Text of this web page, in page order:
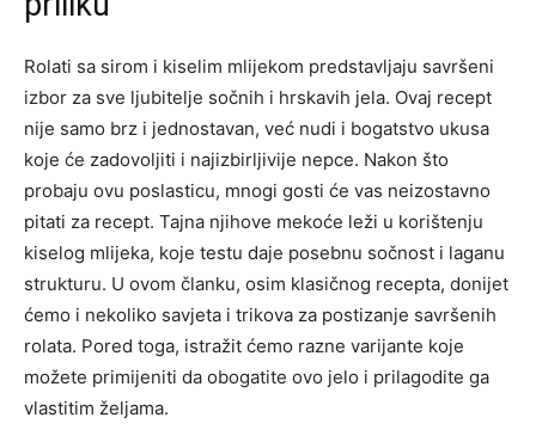
Rolati sa sirom i kiselim mlijekom predstavljaju savršeni
izbor za sve ljubitelje sočnih i hrskavih jela. Ovaj recept
nije samo brz i jednostavan, već nudi i bogatstvo ukusa
koje će zadovoljiti i najizbirljivije nepce. Nakon što
probaju ovu poslasticu, mnogi gosti će vas neizostavno
pitati za recept. Tajna njihove mekoće leži u korištenju
kiselog mlijeka, koje testu daje posebnu sočnost i laganu
strukturu. U ovom članku, osim klasičnog recepta, donijet
ćemo i nekoliko savjeta i trikova za postizanje savršenih
rolata. Pored toga, istražit ćemo razne varijante koje
možete primijeniti da obogatite ovo jelo i prilagodite ga
vlastitim željama.